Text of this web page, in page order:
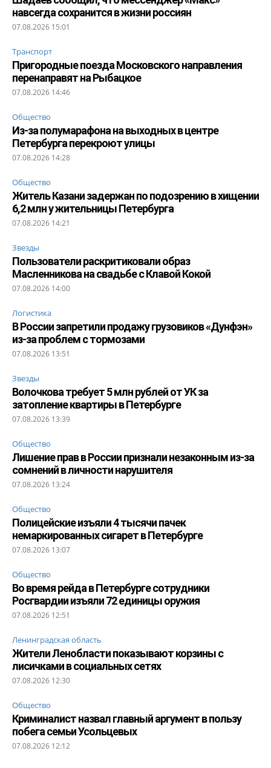
навсегда сохранится в жизни россиян
07.08.2026 15:01
Транспорт
Пригородные поезда Московского направления
перенаправят на Рыбацкое
07.08.2026 14:46
Общество
Из-за полумарафона на выходных в центре
Петербурга перекроют улицы
07.08.2026 14:28
Общество
Житель Казани задержан по подозрению в хищении
6,2 млн у жительницы Петербурга
07.08.2026 14:21
Звезды
Пользователи раскритиковали образ
Масленникова на свадьбе с Клавой Кокой
07.08.2026 14:00
Логистика
В России запретили продажу грузовиков «Дунфэн»
из-за проблем с тормозами
07.08.2026 13:51
Звезды
Волочкова требует 5 млн рублей от УК за
затопление квартиры в Петербурге
07.08.2026 13:39
Общество
Лишение прав в России признали незаконным из-за
сомнений в личности нарушителя
07.08.2026 13:24
Общество
Полицейские изъяли 4 тысячи пачек
немаркированных сигарет в Петербурге
07.08.2026 13:07
Общество
Во время рейда в Петербурге сотрудники
Росгвардии изъяли 72 единицы оружия
07.08.2026 12:51
Ленинградская область
Жители Ленобласти показывают корзины с
лисичками в социальных сетях
07.08.2026 12:30
Общество
Криминалист назвал главный аргумент в пользу
побега семьи Усольцевых
07.08.2026 12:12